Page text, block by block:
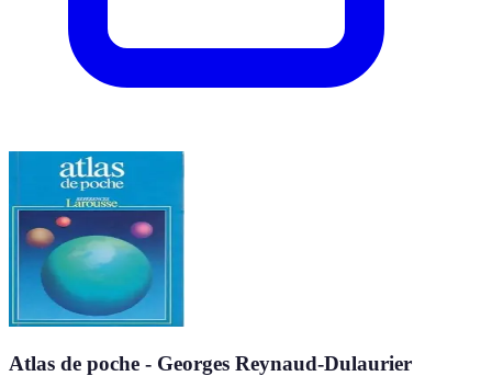
Atlas de poche - Georges Reynaud-Dulaurier